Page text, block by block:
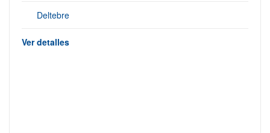
Deltebre
Ver detalles